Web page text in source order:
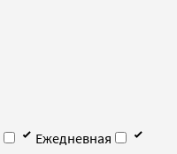
Ежедневная